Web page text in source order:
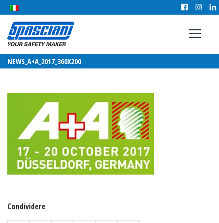
NEWS_A+A_2017_360X200
Condividere